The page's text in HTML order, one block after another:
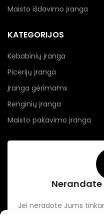
Maisto išdavimo įranga
KATEGORIJOS
Kebabinių įranga
Picerijų įranga
Įranga gėrimams
Renginių įranga
Maisto pakavimo įranga
Nerandate
Jei neradote Jums